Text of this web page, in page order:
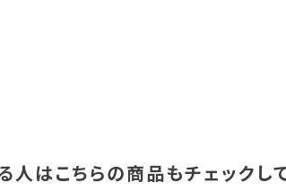
人はこちらの商品もチェックし